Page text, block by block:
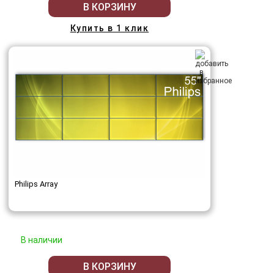
В КОРЗИНУ
Купить в 1 клик
Philips Array
В наличии
В КОРЗИНУ